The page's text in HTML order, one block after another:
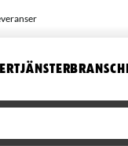
TJÄNSTER